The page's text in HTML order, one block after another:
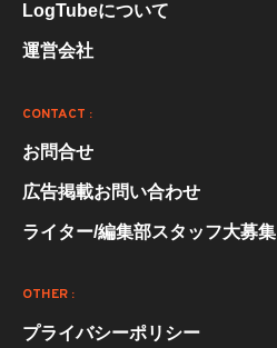
LogTubeについて
運営会社
CONTACT :
お問合せ
広告掲載お問い合わせ
ライター/編集部スタッフ大募集
OTHER :
プライバシーポリシー